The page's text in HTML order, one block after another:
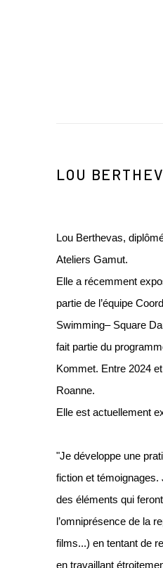
LOU
Lou Berthevas,
Ateliers Gamut.
Elle a récemment
partie de l’équipe
Swimming– Square
fait partie du
Kommet. Entre 2024
Roanne.
Elle est actuellement
"Je développe une
fiction et témoignages.
des éléments qui
l’omniprésence de la
films...) en tentant de
en travaillant